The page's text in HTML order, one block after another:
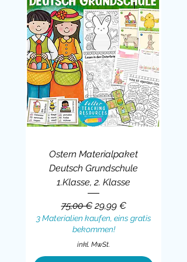
Ostern Materialpaket
Deutsch Grundschule
1.Klasse, 2. Klasse
Standardpreis
75,00 € Sale-Preis
29,99 €
3 Materialien kaufen, eins gratis
bekommen!
inkl. MwSt.